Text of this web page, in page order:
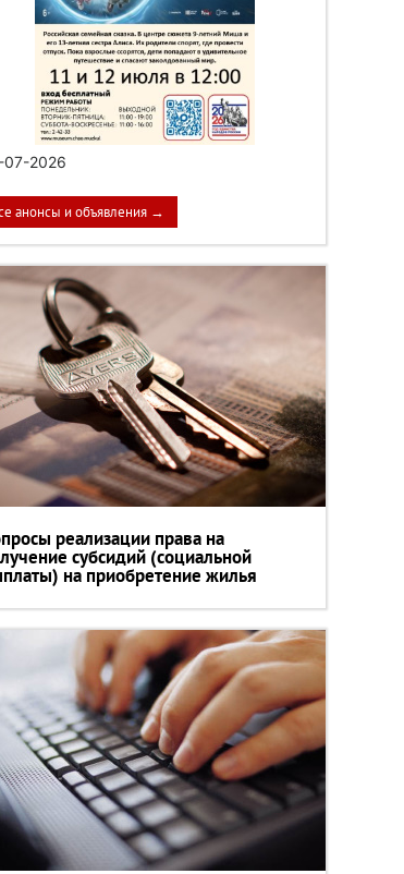
07-2026
анонсы и объявления →
реализации права на
субсидий (социальной
на приобретение жилья